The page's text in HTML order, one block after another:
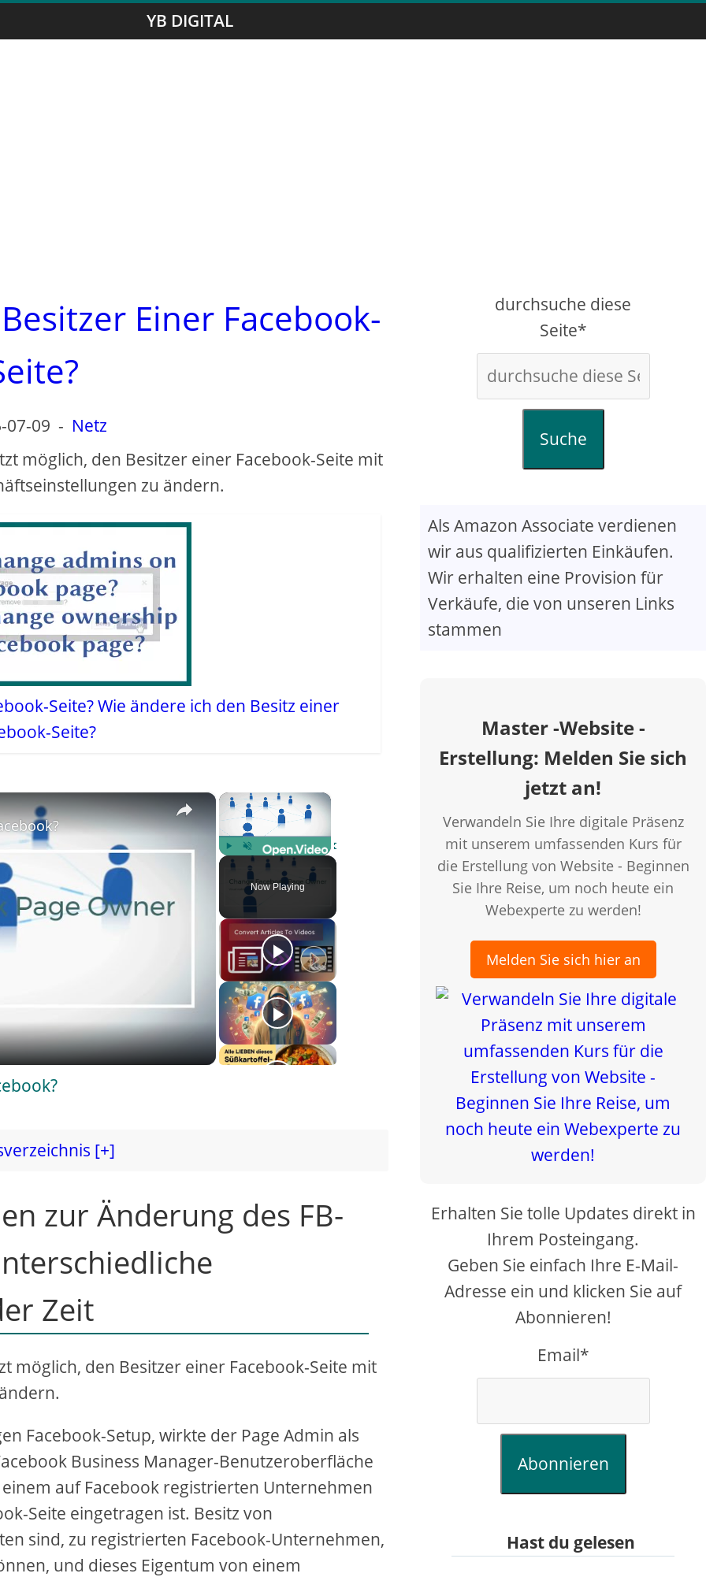
YB DIGITAL
Einer Facebook-
07-09 - Netz
möglich, den Besitzer einer Facebook-Seite mit
zu ändern.
Seite? Wie ändere ich den Besitz einer
Seite?
×
Play Unmute
Now Playing
×
[+]
zur Änderung des FB-
Zeit
möglich, den Besitzer einer Facebook-Seite mit
Facebook-Setup, wirkte der Page Admin als
Business Manager-Benutzeroberfläche
auf Facebook registrierten Unternehmen
Seite eingetragen ist. Besitz von
sind, zu registrierten Facebook-Unternehmen,
und dieses Eigentum von einem
durchsuche diese
Seite*
Suche
Als Amazon Associate verdienen
wir aus qualifizierten Einkäufen.
Wir erhalten eine Provision für
Verkäufe, die von unseren Links
stammen
Master -Website -
Erstellung: Melden Sie sich
jetzt an!
Verwandeln Sie Ihre digitale Präsenz
mit unserem umfassenden Kurs für
die Erstellung von Website - Beginnen
Sie Ihre Reise, um noch heute ein
Webexperte zu werden!
Melden Sie sich hier an
Erhalten Sie tolle Updates direkt in
Ihrem Posteingang.
Geben Sie einfach Ihre E-Mail-
Adresse ein und klicken Sie auf
Abonnieren!
Email*
Abonnieren
Hast du gelesen